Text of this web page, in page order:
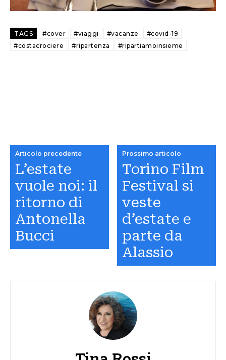
TAGS #cover #viaggi #vacanze
#covid-19
#costacrociere
#ripartenza #ripartiamoinsieme
Articolo precedente
L’estate
vuole noi: il
ritorno di
Antonella
Bucci
Prossimo articolo
Torino Film
Festival si
veste
d’estate e
parte da
Alassio